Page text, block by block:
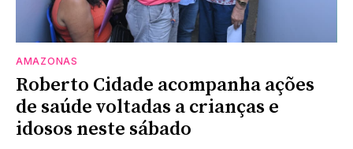
AMAZONAS
Roberto Cidade acompanha ações
de saúde voltadas a crianças e
idosos neste sábado